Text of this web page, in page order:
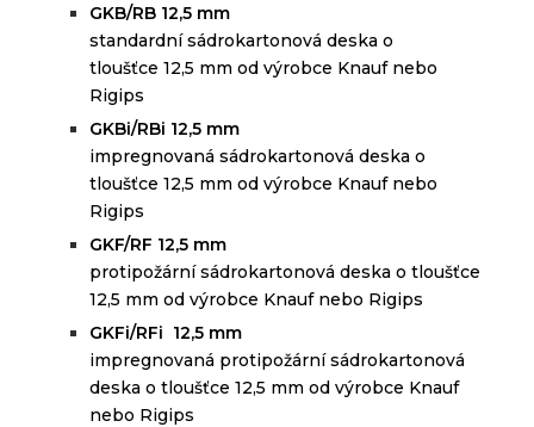
GKB/RB 12,5 mm
standardní sádrokartonová deska o
tloušťce 12,5 mm od výrobce Knauf nebo
Rigips
GKBi/RBi 12,5 mm
impregnovaná sádrokartonová deska o
tloušťce 12,5 mm od výrobce Knauf nebo
Rigips
GKF/RF 12,5 mm
protipožární sádrokartonová deska o tloušťce
12,5 mm od výrobce Knauf nebo Rigips
GKFi/RFi 12,5 mm
impregnovaná protipožární sádrokartonová
deska o tloušťce 12,5 mm od výrobce Knauf
nebo Rigips